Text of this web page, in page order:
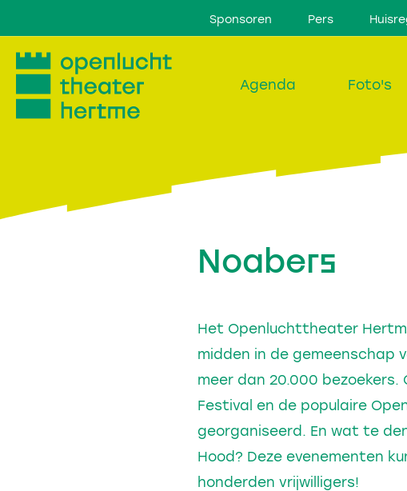
Sponsoren Pers
Agenda Foto's
Noabers
Het Openluchttheater
midden in de gemeenschap
meer dan 20.000
Festival en de populaire
georganiseerd. En wat te
Hood? Deze evenementen
honderden vrijwilligers!